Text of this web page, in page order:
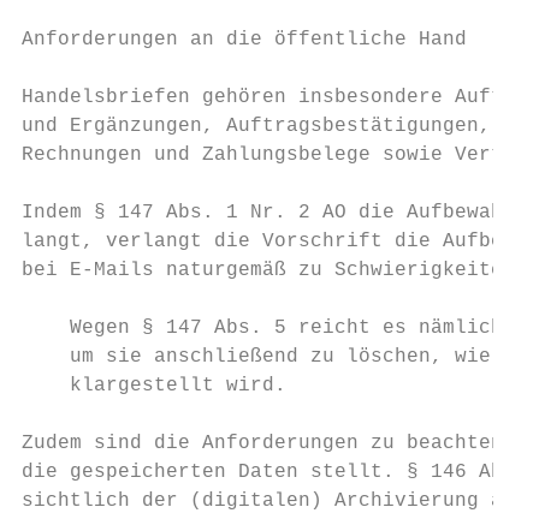
Anforderungen an die öffentliche Hand    11
Handelsbriefen gehören insbesondere
und Ergänzungen, Auftragsbestätigungen,
Rechnungen und Zahlungsbelege sowie
Indem § 147 Abs. 1 Nr. 2 AO die
langt, verlangt die Vorschrift die
bei E-Mails naturgemäß zu Schwierigkeiten.
Wegen § 147 Abs. 5 reicht es nämlich
um sie anschließend zu löschen, wie im
    klargestellt wird.
Zudem sind die Anforderungen zu beachten,
die gespeicherten Daten stellt. § 146 Abs.
sichtlich der (digitalen) Archivierung auf